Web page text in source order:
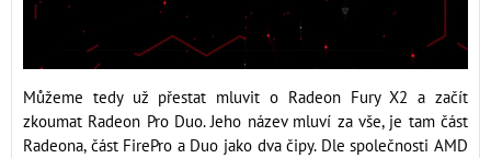
Můžeme tedy už přestat mluvit o Radeon Fury X2 a začít
zkoumat Radeon Pro Duo. Jeho název mluví za vše, je tam část
Radeona, část FirePro a Duo jako dva čipy. Dle společnosti AMD